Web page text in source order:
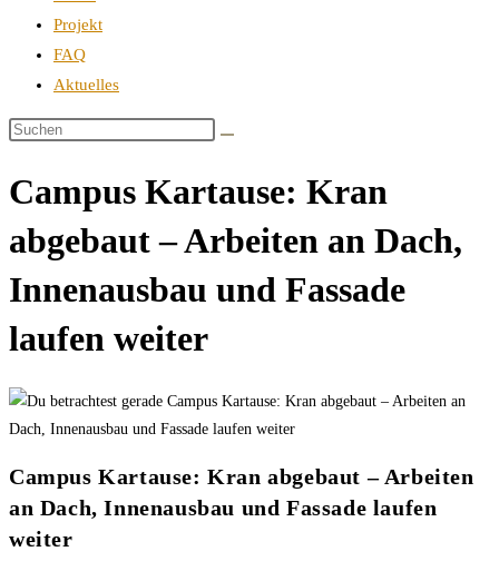
Projekt
FAQ
Aktuelles
Campus Kartause: Kran
abgebaut – Arbeiten an Dach,
Innenausbau und Fassade
laufen weiter
Campus Kartause: Kran abgebaut – Arbeiten
an Dach, Innenausbau und Fassade laufen
weiter